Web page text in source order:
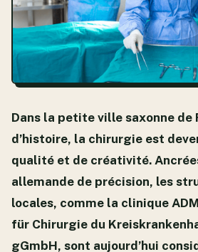
Dans la petite ville saxonne de
d’histoire, la chirurgie est
qualité et de créativité.
allemande de précision, les
locales, comme la clinique
für Chirurgie du
gGmbH, sont aujourd’hui